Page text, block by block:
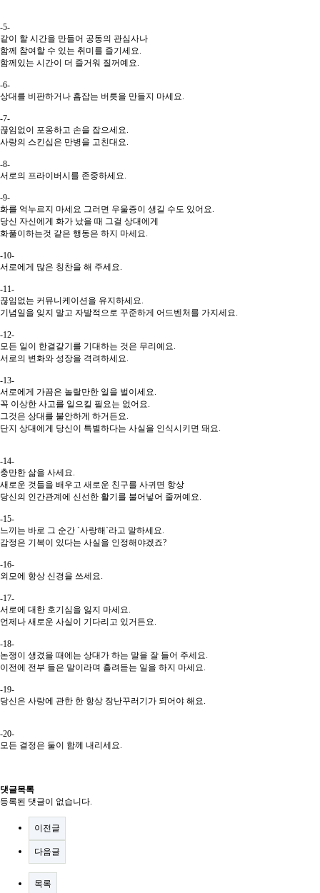
-5-
같이 할 시간을 만들어 공동의 관심사나
함께 참여할 수 있는 취미를 즐기세요.
함께있는 시간이 더 즐거워 질꺼예요.
-6-
상대를 비판하거나 흠잡는 버릇을 만들지 마세요.
-7-
끊임없이 포옹하고 손을 잡으세요.
사랑의 스킨십은 만병을 고친대요.
-8-
서로의 프라이버시를 존중하세요.
-9-
화를 억누르지 마세요 그러면 우울증이 생길 수도 있어요.
당신 자신에게 화가 났을 때 그걸 상대에게
화풀이하는것 같은 행동은 하지 마세요.
-10-
서로에게 많은 칭찬을 해 주세요.
-11-
끊임없는 커뮤니케이션을 유지하세요.
기념일을 잊지 말고 자발적으로 꾸준하게 어드벤처를 가지세요.
-12-
모든 일이 한결같기를 기대하는 것은 무리예요.
서로의 변화와 성장을 격려하세요.
-13-
서로에게 가끔은 놀랄만한 일을 벌이세요.
꼭 이상한 사고를 일으킬 필요는 없어요.
그것은 상대를 불안하게 하거든요.
단지 상대에게 당신이 특별하다는 사실을 인식시키면 돼요.
-14-
충만한 삶을 사세요.
새로운 것들을 배우고 새로운 친구를 사귀면 항상
당신의 인간관계에 신선한 활기를 불어넣어 줄꺼예요.
-15-
느끼는 바로 그 순간 `사랑해`라고 말하세요.
감정은 기복이 있다는 사실을 인정해야겠죠?
-16-
외모에 항상 신경을 쓰세요.
-17-
서로에 대한 호기심을 잃지 마세요.
언제나 새로운 사실이 기다리고 있거든요.
-18-
논쟁이 생겼을 때에는 상대가 하는 말을 잘 들어 주세요.
이전에 전부 들은 말이라며 흘려듣는 일을 하지 마세요.
-19-
당신은 사랑에 관한 한 항상 장난꾸러기가 되어야 해요.
-20-
모든 결정은 둘이 함께 내리세요.
댓글목록
등록된 댓글이 없습니다.
이전글
다음글
목록